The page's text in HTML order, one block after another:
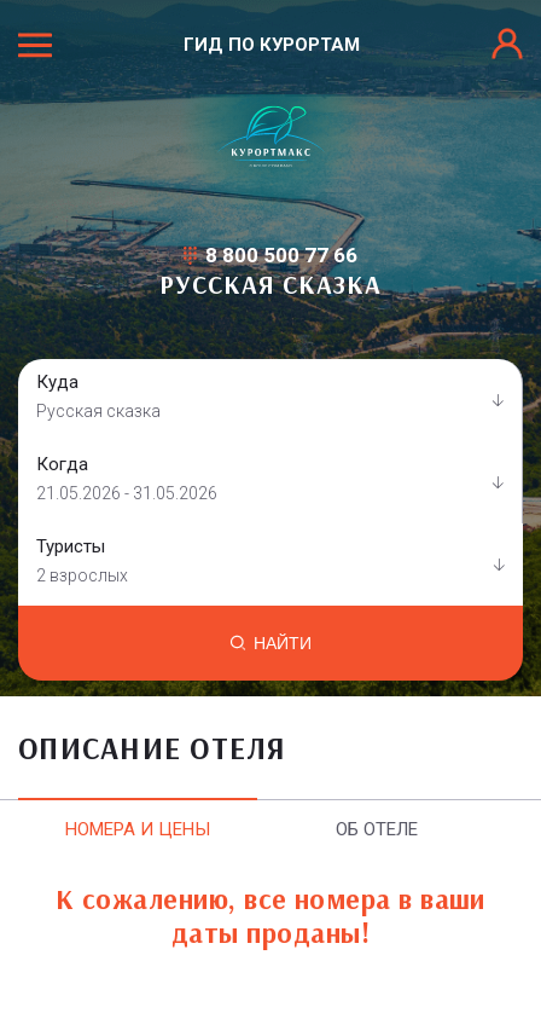
ГИД ПО КУРОРТАМ
8 800 500 77 66
РУССКАЯ СКАЗКА
Куда
Русская сказка
Когда
21.05.2026 - 31.05.2026
Туристы
2 взрослых
НАЙТИ
ОПИСАНИЕ ОТЕЛЯ
НОМЕРА И ЦЕНЫ ОБ ОТЕЛЕ
К сожалению, все номера в ваши
даты проданы!